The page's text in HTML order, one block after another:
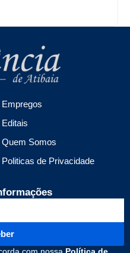
Empregos
Editais
Quem Somos
Politicas de Privacidade